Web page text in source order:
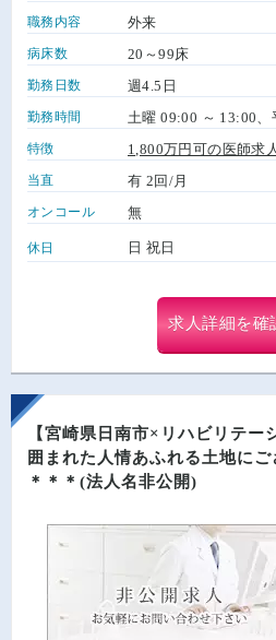
職務内容 外来
病床数 20～99床
勤務日数 週4.5日
勤務時間 土曜 09:00 ～ 13:00
特徴 1,800万円可の医師求人
当直 有 2回/月
オンコール 無
休日 日 祝日
求人詳細を確
【宮崎県日南市×リハビリテー
囲まれた人情あふれる土地に
＊＊＊(法人名非公開)